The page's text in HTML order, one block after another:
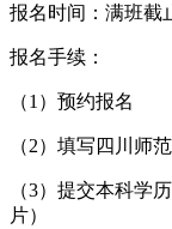
报名时间：满班截
报名手续：
（1）预约报名
（2）填写四川师
（3）提交本科学
片）